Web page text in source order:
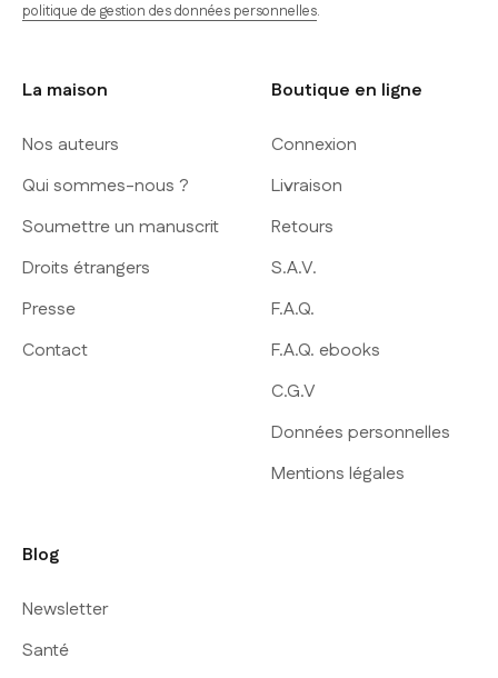
politique de gestion des données personnelles.
La maison
Nos auteurs
Qui sommes-nous ?
Soumettre un manuscrit
Droits étrangers
Presse
Contact
Boutique en ligne
Connexion
Livraison
Retours
S.A.V.
F.A.Q.
F.A.Q. ebooks
C.G.V
Données personnelles
Mentions légales
Blog
Newsletter
Santé